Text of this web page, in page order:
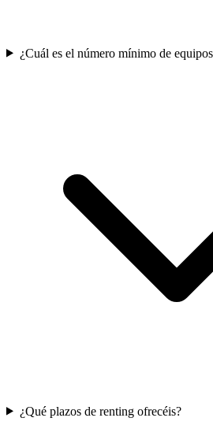
¿Cuál es el número mínimo de
¿Qué plazos de renting ofrecéis?